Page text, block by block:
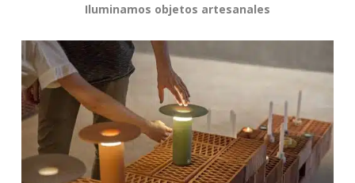
Iluminamos objetos artesanales